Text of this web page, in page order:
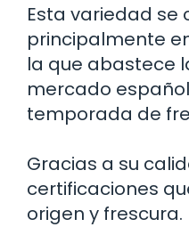
Esta variedad se
principalmente
la que abastece
mercado
temporada de
Gracias a su
certificaciones
origen y frescura.